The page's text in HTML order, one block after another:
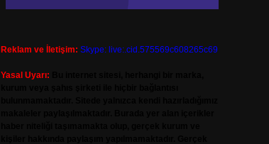
Reklam ve İletişim: Skype: live:.cid.575569c608265c69
Yasal Uyarı: